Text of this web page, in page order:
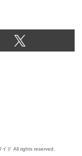
ド All rights reserved.